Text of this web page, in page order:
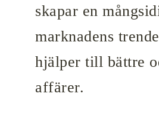
skapar en
marknadens
hjälper till bättre
affärer.